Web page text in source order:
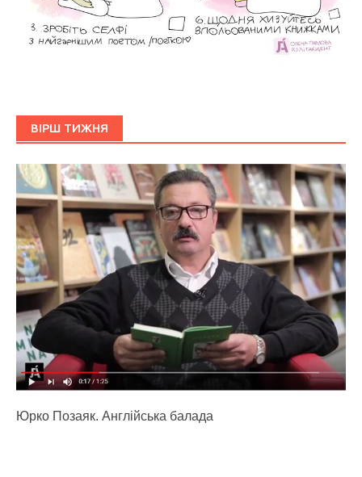
ВІРШ ТИЖНЯ
Юрко Позаяк. Англійська балада